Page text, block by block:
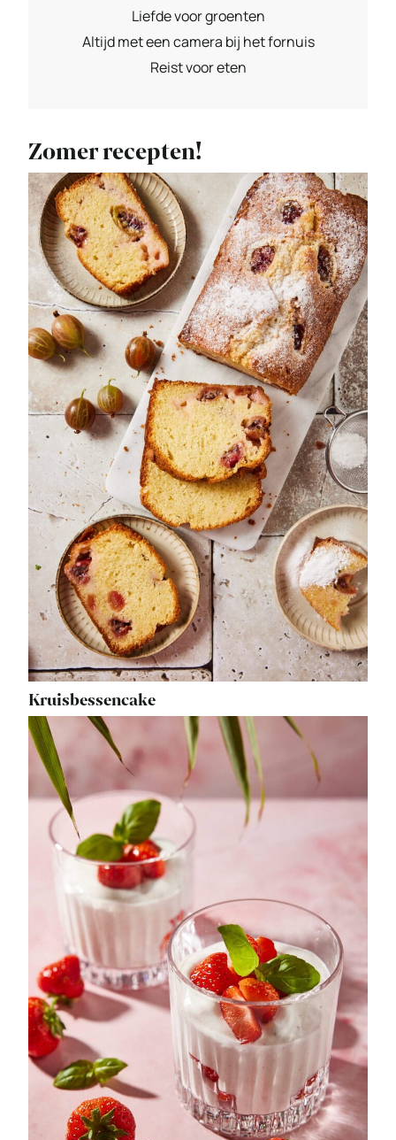
Liefde voor groenten
Altijd met een camera bij het fornuis
Reist voor eten
Zomer recepten!
Kruisbessencake